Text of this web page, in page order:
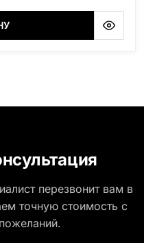
Сюксюансаари
(Россия, Мурманская
перезвонит вам в
точную стоимость с